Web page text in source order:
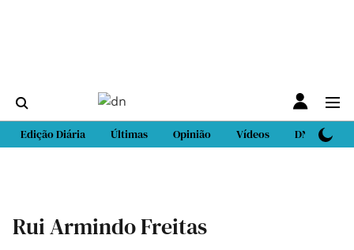
Edição Diária Últimas Opinião Vídeos DN Sport
Rui Armindo Freitas